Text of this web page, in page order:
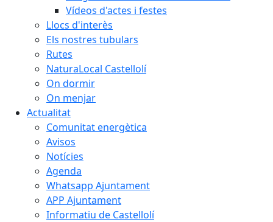
Vídeos d'actes i festes
Llocs d'interès
Els nostres tubulars
Rutes
NaturaLocal Castellolí
On dormir
On menjar
Actualitat
Comunitat energètica
Avisos
Notícies
Agenda
Whatsapp Ajuntament
APP Ajuntament
Informatiu de Castellolí